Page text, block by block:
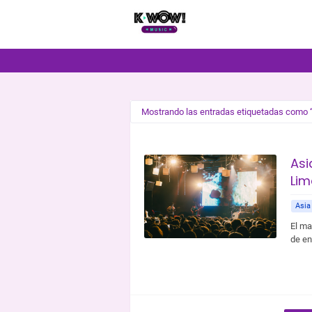
Mostrando las entradas etiquetadas como
El
de